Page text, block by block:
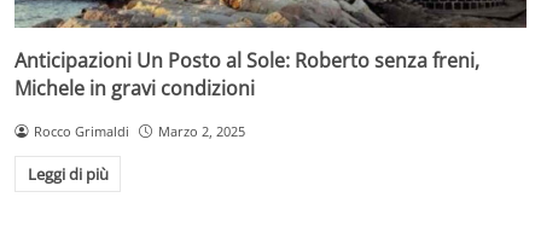
Anticipazioni Un Posto al Sole: Roberto senza freni,
Michele in gravi condizioni
Rocco Grimaldi Marzo 2, 2025
Leggi di più